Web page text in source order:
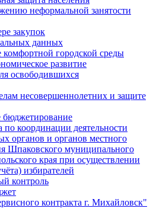
неформальной занятости
закупок
данных
городской среды
развитие
освободившихся
несовершеннолетних и защите
по координации деятельности
органов и органов местного
Шпаковского муниципального
края при осуществлении
избирателей
контроль
контракта г. Михайловск"